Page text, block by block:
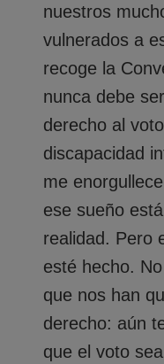
nuestros
vulnerados a
recoge la
nunca debe
derecho al
discapacidad
me
ese sueño
realidad. Pero
esté hecho.
que nos han
derecho: aún
que el voto